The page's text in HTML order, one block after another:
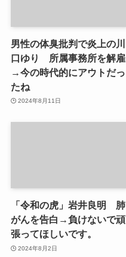
男性の体臭批判で炎上の川
口ゆり 所属事務所を解雇
→今の時代的にアウトだっ
たね
2024年8月11日
「令和の虎」岩井良明 肺
がんを告白→負けないで頑
張ってほしいです。
2024年8月2日